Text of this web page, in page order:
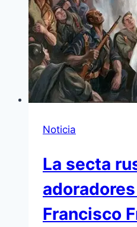
Noticia
La secta
Francisco